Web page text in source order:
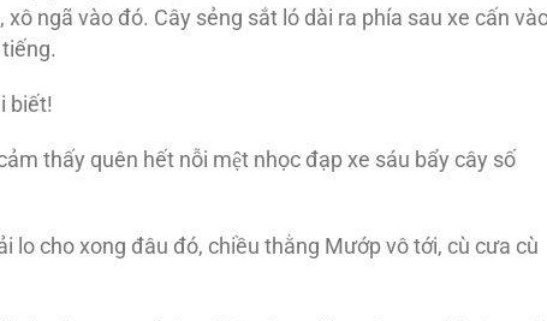
ngã vào đó. Cây sẻng sắt ló dài ra phía sau xe cấn
biết!
thấy quên hết nỗi mệt nhọc đạp xe sáu bẩy cây số
lo cho xong đâu đó, chiều thằng Mướp vô tới, cù cưa cù